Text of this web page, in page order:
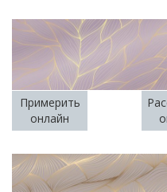
Примерить
онлайн